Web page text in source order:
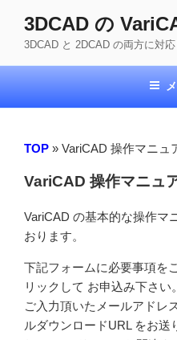
ン
へ
3DCAD の
3DCAD と 2DCAD の両方に対
TOP » VariCAD 操作マニュ
VariCAD 操作マニュ
VariCAD の基本的な操作マ
おります。
下記フォームに必要事項を
リックして お申込み下さい。
ご入力頂いたメールアドレ
ルダウンロードURL をお送